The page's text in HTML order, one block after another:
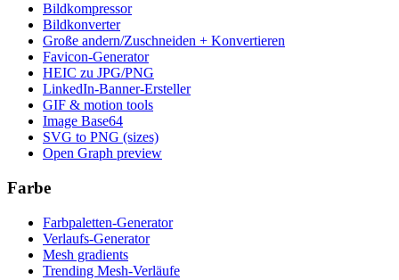
Bildkompressor
Bildkonverter
Große andern/Zuschneiden + Konvertieren
Favicon-Generator
HEIC zu JPG/PNG
LinkedIn-Banner-Ersteller
GIF & motion tools
Image Base64
SVG to PNG (sizes)
Open Graph preview
Farbe
Farbpaletten-Generator
Verlaufs-Generator
Mesh gradients
Trending Mesh-Verläufe